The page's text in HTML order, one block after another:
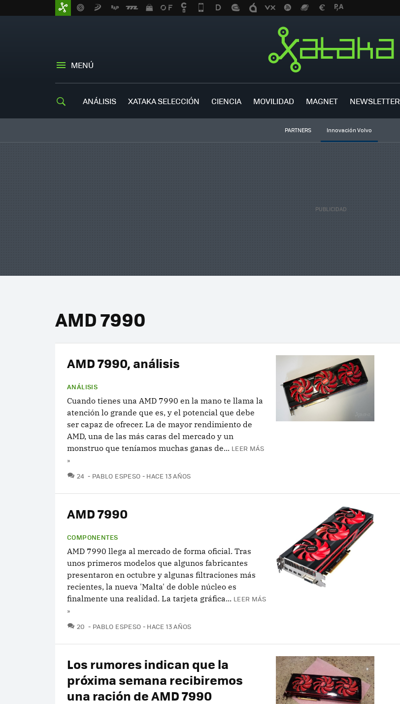
MENÚ
ANÁLISIS XATAKA SELECCIÓN CIENCIA MOVILIDAD MAGNET NEWSLETTER
PARTNERS Innovación Volvo
AMD 7990
AMD 7990, análisis
ANÁLISIS
Cuando tienes una AMD 7990 en la mano te llama la
atención lo grande que es, y el potencial que debe
ser capaz de ofrecer. La de mayor rendimiento de
AMD, una de las más caras del mercado y un
monstruo que teníamos muchas ganas de... LEER MÁS
»
24 COMENTARIOS
PABLO ESPESO HACE 13 AÑOS
AMD 7990
COMPONENTES
AMD 7990 llega al mercado de forma oficial. Tras
unos primeros modelos que algunos fabricantes
presentaron en octubre y algunas filtraciones más
recientes, la nueva 'Malta' de doble núcleo es
finalmente una realidad. La tarjeta gráfica... LEER MÁS
»
20 COMENTARIOS
PABLO ESPESO HACE 13 AÑOS
Los rumores indican que la
próxima semana recibiremos
una ración de AMD 7990